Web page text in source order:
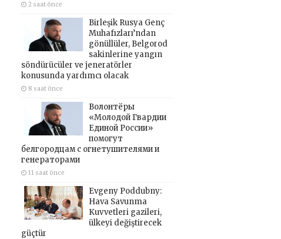
2 saat önce
Birleşik Rusya Genç
Muhafızları’ndan
gönüllüler, Belgorod
sakinlerine yangın
söndürücüler ve jeneratörler
konusunda yardımcı olacak
8 saat önce
Волонтёры
«Молодой Гвардии
Единой России»
помогут
белгородцам с огнетушителями и
генераторами
11 saat önce
Evgeny Poddubny:
Hava Savunma
Kuvvetleri gazileri,
ülkeyi değiştirecek
güçtür